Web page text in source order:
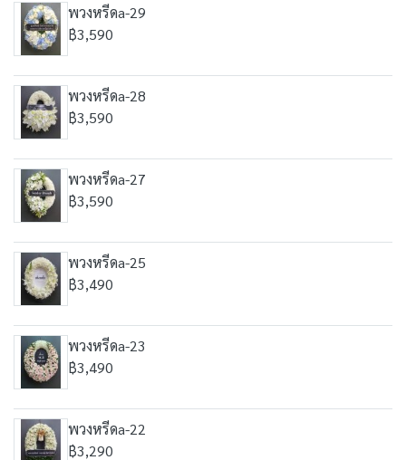
พวงหรีดa-29
฿3,590
พวงหรีดa-28
฿3,590
พวงหรีดa-27
฿3,590
พวงหรีดa-25
฿3,490
พวงหรีดa-23
฿3,490
พวงหรีดa-22
฿3,290